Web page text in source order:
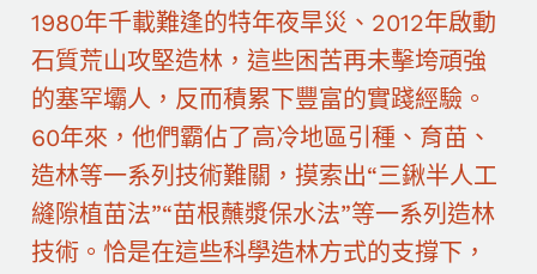
1980年千載難逢的特年夜旱災、2012年啟動
石質荒山攻堅造林，這些困苦再未擊垮頑強
的塞罕壩人，反而積累下豐富的實踐經驗。
60年來，他們霸佔了高冷地區引種、育苗、
造林等一系列技術難關，摸索出“三鍬半人工
縫隙植苗法”“苗根蘸漿保水法”等一系列造林
技術。恰是在這些科學造林方式的支撐下，